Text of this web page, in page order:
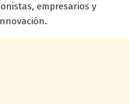
empresarios y